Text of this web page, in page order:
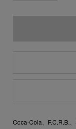
Coca-Cola、F.C.R.B.